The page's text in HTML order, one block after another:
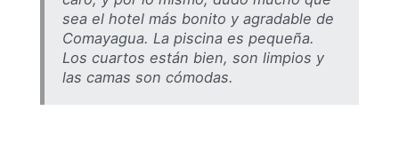
sea el hotel más bonito y agradable de
Comayagua. La piscina es pequeña.
Los cuartos están bien, son limpios y
las camas son cómodas.